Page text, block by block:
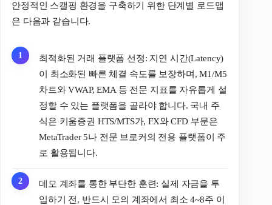
안정적인 스캘핑 환경을 구축하기 위한 단계별 로드맵
은 다음과 같습니다.
최적화된 거래 플랫폼 선정: 지연 시간(Latency)
이 최소화된 빠른 체결 속도를 보장하며, M1/M5
차트와 VWAP, EMA 등 전문 지표를 자유롭게 설
정할 수 있는 플랫폼을 골라야 합니다. 국내 주
식은 키움증권 HTS/MTS가, FX와 CFD 부문은
MetaTrader 5나 전문 브로커의 전용 플랫폼이 주
로 활용됩니다.
데모 계좌를 통한 부단한 훈련: 실제 자금을 투
입하기 전, 반드시 모의 계좌에서 최소 4~8주 이